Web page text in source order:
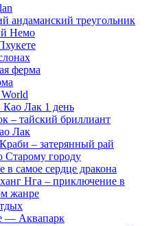
андаманский треугольник
Немо
ферма
Као Лак 1 день
– тайский бриллиант
Лак
– затерянный рай
Старому городу
в самое сердце дракона
Нга – приключение в
жанре
— Аквапарк